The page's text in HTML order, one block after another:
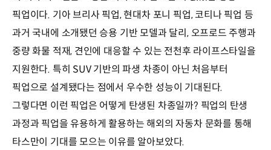
픽업이다. 기아 브리사 픽업, 현대차 포니 픽업, 코티나 픽업 등
과거 국내에 소개됐던 승용 기반 모델과 달리, 오프로드 주행과
중량 화물 적재, 견인에 대응할 수 있는 전천후 라이프스타일을
지원한다. 특히 SUV 기반의 파생 차종이 아닌 처음부터
픽업으로 설계됐다는 점에서 우수한 성능이 기대된다.
그렇다면 이런 픽업은 어떻게 탄생된 차종일까? 픽업의 탄생
과정과 픽업을 유용하게 활용하는 해외의 자동차 문화를 통해
타스만이 기대를 모으는 이유를 알아보았다.